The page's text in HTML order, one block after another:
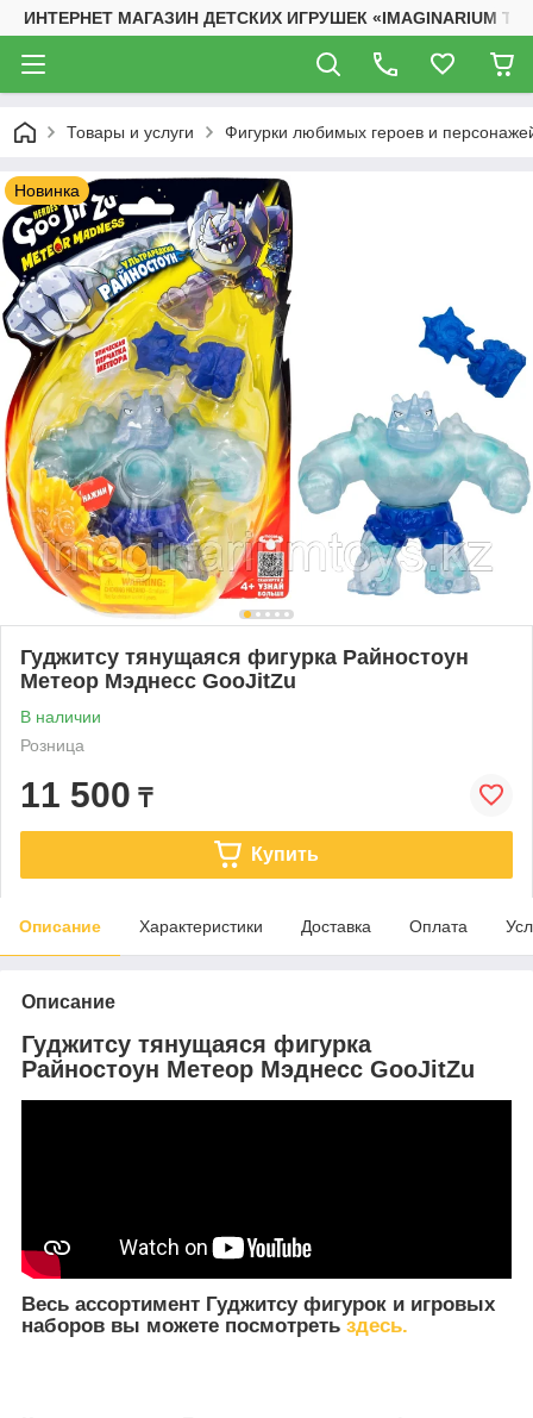
ИНТЕРНЕТ МАГАЗИН ДЕТСКИХ ИГРУШЕК «IMAGINARIUM
Товары и услуги Фигурки любимых героев и
Новинка
Гуджитсу тянущаяся фигурка Райностоун
Метеор Мэднесс GooJitZu
В наличии
Розница
11 500 ₸
Купить
Описание Характеристики Доставка Оплата
Описание
Гуджитсу тянущаяся фигурка
Райностоун Метеор Мэднесс GooJitZu
Весь ассортимент Гуджитсу фигурок и игровых
наборов вы можете посмотреть здесь.